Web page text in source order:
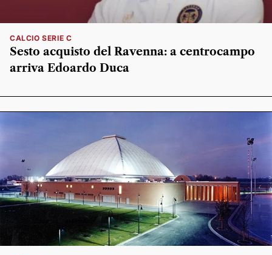
CALCIO SERIE C
Sesto acquisto del Ravenna: a centrocampo
arriva Edoardo Duca